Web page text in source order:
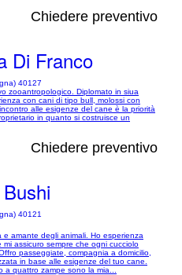
Chiedere preventivo
Di Franco
40127
zooantropologico. Diplomato in siua
con cani di tipo bull, molossi con
alle esigenze del cane è la priorità
in quanto si costruisce un
Chiedere preventivo
40121
amante degli animali. Ho esperienza
assicuro sempre che ogni cucciolo
passeggiate, compagnia a domicilio,
in base alle esigenze del tuo cane.
quattro zampe sono la mia...